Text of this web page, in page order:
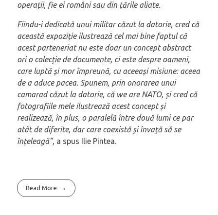
operații, fie ei români sau din țările aliate.
Fiindu-i dedicată unui militar căzut la datorie, cred că
această expoziție ilustrează cel mai bine faptul că
acest parteneriat nu este doar un concept abstract
ori o colecție de documente, ci este despre oameni,
care luptă și mor împreună, cu aceeași misiune: aceea
de a aduce pacea. Spunem, prin onorarea unui
camarad căzut la datorie, că we are NATO, și cred că
fotografiile mele ilustrează acest concept și
realizează, în plus, o paralelă între două lumi ce par
atât de diferite, dar care coexistă și învață să se
înțeleagă”, a spus Ilie Pintea.
Read More